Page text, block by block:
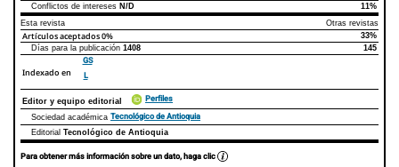
Conflictos de intereses N/D
11%
Esta revista
Otras revistas
Artículos aceptados0%
33%
Días para la publicación 1408 145
Indexado en
GS
L
Editor y equipo editorial Perfiles
Sociedad académica Tecnológico de Antioquia
Editorial Tecnológico de Antioquia
Para obtener más información sobre un dato, haga clic